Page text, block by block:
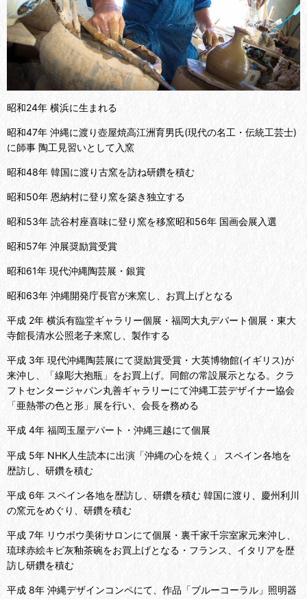
昭和24年 横浜に生まれる
昭和47年 沖縄に渡り壺屋焼高江洲育男氏(現代の名工・伝統工芸士)
に師事 陶工見習いとして入窯
昭和48年 韓国に渡り古窯を訪ね研鑽を積む
昭和50年 恩納村に登り窯を築き独立する
昭和53年 読谷村座喜味に登り窯を移窯昭和56年 国画会展入選
昭和57年 沖展奨励賞受賞
昭和61年 現代沖縄陶芸展・銀賞
昭和63年 沖縄開発庁長官が来窯し、お買上げとなる
平成 2年 横浜有臨堂ギャラリー個展・福岡大丸デパート個展・東大
寺館長清水公照老子来窯し、製作する
平成 3年 現代沖縄陶芸展にて奨励賞受賞・大英博物館(イギリス)が
来沖し、「線彫大抱瓶」をお買上げ。同館の常設展示となる。クラ
フトセンタージャパン丸善ギャラリーにて沖縄工芸デザイナー協会
「亜熱帯の色と形」展を行い、会長を務める
平成 4年 福岡玉屋デパート・沖縄三越にて個展
平成 5年 NHK人生読本に出演「沖縄の心を焼く」 スペイン各地を
歴訪し、研鑽を積む
平成 6年 スペイン各地を歴訪し、研鑽を積む 韓国に渡り、慶州利川
の窯元をめぐり、研鑽を積む
平成 7年 リウボウ美術サロンにて個展・裏千家千宗室家元来沖し、
琉球赤絵キビ灰釉茶碗をお買上げとなる・フランス、イタリアを歴
訪し研鑽を積む
平成 8年 沖縄デザインコンペにて、作品「ブルーコーラル」照明器